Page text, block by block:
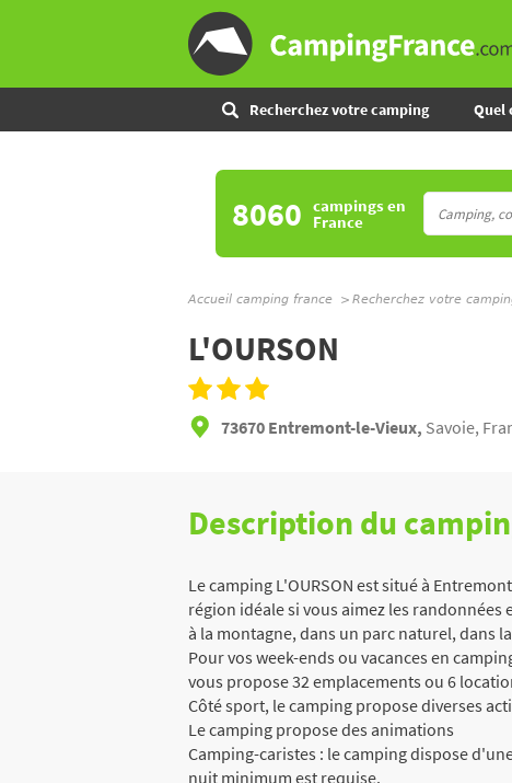
Recherchez votre camping Quel
8060 campingsen
France
Accueil camping france Recherchez votre
L'OURSON
73670 Entremont-le-Vieux, Savoie,
Description du
Le camping L'OURSON est situé à
région idéale si vous aimez les randonnées
à la montagne, dans un parc naturel, dans
Pour vos week-ends ou vacances en
vous propose 32 emplacements ou 6
Côté sport, le camping propose diverses
Le camping propose des animations
Camping-caristes : le camping dispose
nuit minimum est requise.